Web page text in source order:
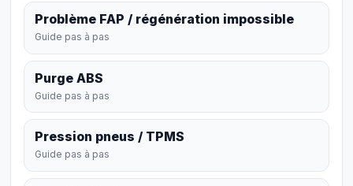
Problème FAP / régénération impossible
Guide pas à pas
Purge ABS
Guide pas à pas
Pression pneus / TPMS
Guide pas à pas